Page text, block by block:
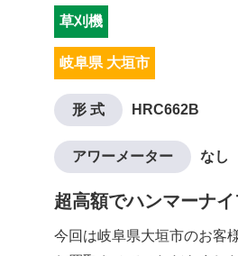
草刈機
岐阜県 大垣市
形 式 HRC662B
アワーメーター なし
超高額でハンマーナ
今回は岐阜県大垣市のお客